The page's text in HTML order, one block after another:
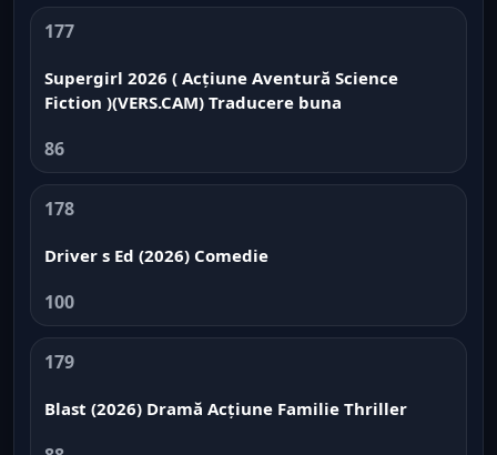
177
Supergirl 2026 ( Acțiune Aventură Science
Fiction )(VERS.CAM) Traducere buna
86
178
Driver s Ed (2026) Comedie
100
179
Blast (2026) Dramă Acțiune Familie Thriller